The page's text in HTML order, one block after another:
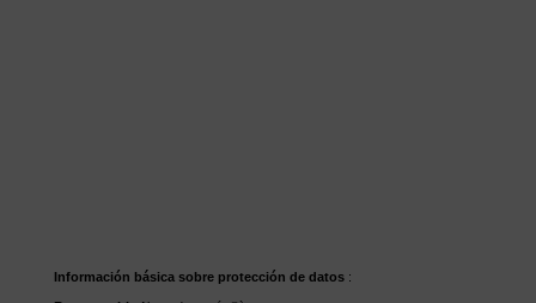
Información básica sobre protección de datos: